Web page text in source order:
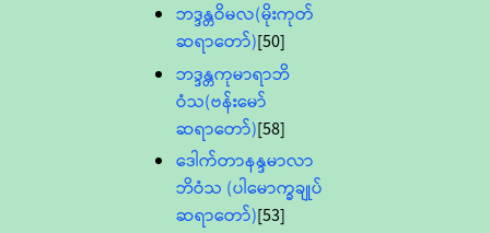
ဘဒ္ဒန္တဝိမလ(မိုးကုတ်
ဆရာတော်)[50]
ဘဒ္ဒန္တကုမာရာဘိ
ဝံသ(ဗန်းမော်
ဆရာတော်)[58]
ဒေါက်တာနန္ဒမာလာ
ဘိဝံသ (ပါမောက္ခချုပ်
ဆရာတော်)[53]